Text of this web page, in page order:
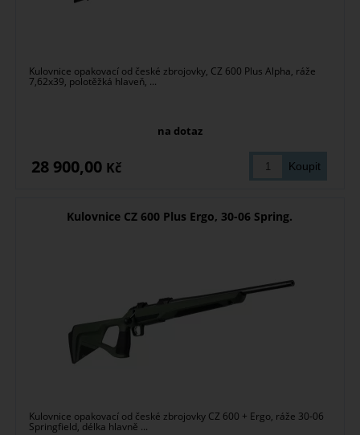
Kulovnice opakovací od české zbrojovky, CZ 600 Plus Alpha, ráže
7,62x39, polotěžká hlaveň, ...
na dotaz
28 900,00 Kč
Kulovnice CZ 600 Plus Ergo, 30-06 Spring.
Kulovnice opakovací od české zbrojovky CZ 600 + Ergo, ráže 30-06
Springfield, délka hlavně ...